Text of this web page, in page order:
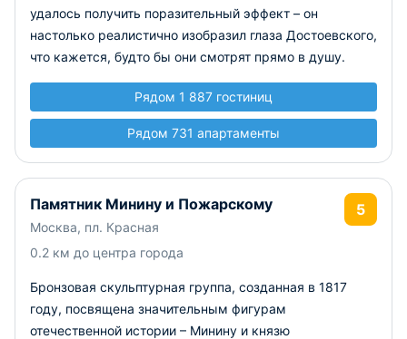
удалось получить поразительный эффект – он
настолько реалистично изобразил глаза Достоевского,
что кажется, будто бы они смотрят прямо в душу.
Рядом 1 887 гостиниц
Рядом 731 апартаменты
Памятник Минину и Пожарскому
Москва, пл. Красная
0.2 км до центра города
5
Бронзовая скульптурная группа, созданная в 1817
году, посвящена значительным фигурам
отечественной истории – Минину и князю